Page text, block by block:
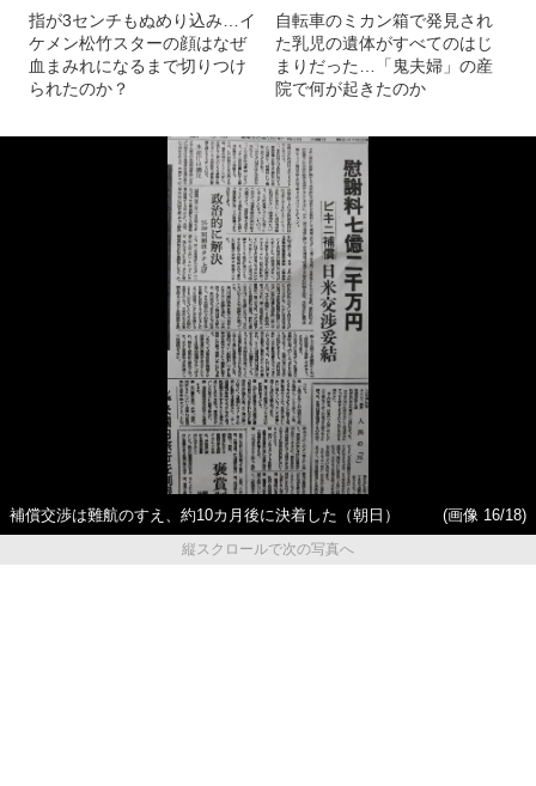
指が3センチもぬめり込み…イ
ケメン松竹スターの顔はなぜ
血まみれになるまで切りつけ
られたのか？
自転車のミカン箱で発見され
た乳児の遺体がすべてのはじ
まりだった…「鬼夫婦」の産
院で何が起きたのか
補償交渉は難航のすえ、約10カ月後に決着した（朝日）
(画像 16/18)
縦スクロールで次の写真へ